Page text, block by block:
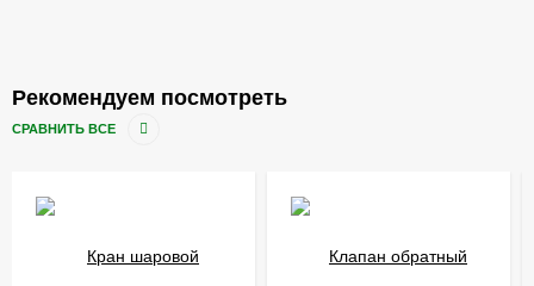
Рекомендуем посмотреть
СРАВНИТЬ ВСЕ